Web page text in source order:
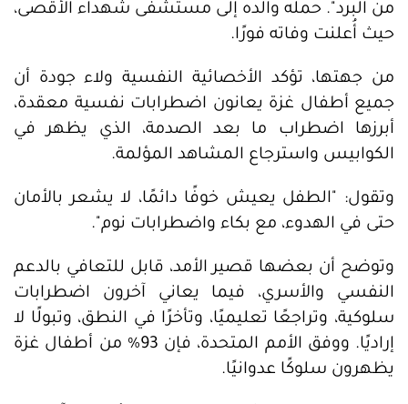
من البرد". حمله والده إلى مستشفى شهداء الأقصى،
حيث أُعلنت وفاته فورًا.
من جهتها، تؤكد الأخصائية النفسية ولاء جودة أن
جميع أطفال غزة يعانون اضطرابات نفسية معقدة،
أبرزها اضطراب ما بعد الصدمة، الذي يظهر في
الكوابيس واسترجاع المشاهد المؤلمة.
وتقول: "الطفل يعيش خوفًا دائمًا، لا يشعر بالأمان
حتى في الهدوء، مع بكاء واضطرابات نوم".
وتوضح أن بعضها قصير الأمد، قابل للتعافي بالدعم
النفسي والأسري، فيما يعاني آخرون اضطرابات
سلوكية، وتراجعًا تعليميًا، وتأخرًا في النطق، وتبولًا لا
إراديًا. ووفق الأمم المتحدة، فإن 93% من أطفال غزة
يظهرون سلوكًا عدوانيًا.